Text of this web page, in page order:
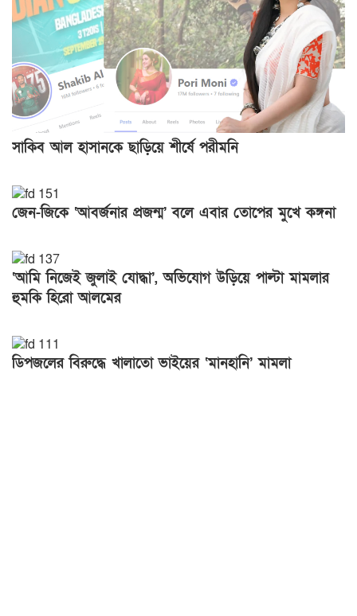
সাকিব আল হাসানকে ছাড়িয়ে শীর্ষে পরীমনি
জেন-জিকে ‘আবর্জনার প্রজন্ম’ বলে এবার তোপের মুখে কঙ্গনা
‘আমি নিজেই জুলাই যোদ্ধা’, অভিযোগ উড়িয়ে পাল্টা মামলার
হুমকি হিরো আলমের
ডিপজলের বিরুদ্ধে খালাতো ভাইয়ের ‘মানহানি’ মামলা